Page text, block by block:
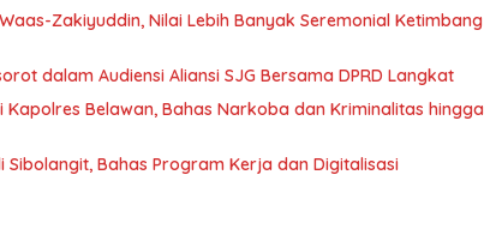
Zakiyuddin, Nilai Lebih Banyak Seremonial Ketimbang
dalam Audiensi Aliansi SJG Bersama DPRD Langkat
Kapolres Belawan, Bahas Narkoba dan Kriminalitas hingga
Sibolangit, Bahas Program Kerja dan Digitalisasi